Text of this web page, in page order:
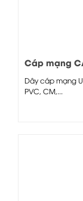
Cáp mạng
Dây cáp mạng
PVC, CM,...